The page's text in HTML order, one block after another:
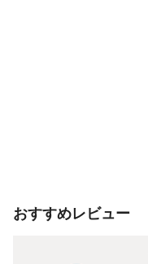
おすすめレビュー